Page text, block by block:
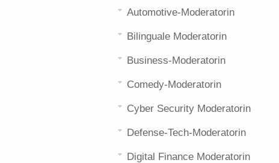
Automotive-Moderatorin
Bilinguale Moderatorin
Business-Moderatorin
Comedy-Moderatorin
Cyber Security Moderatorin
Defense-Tech-Moderatorin
Digital Finance Moderatorin